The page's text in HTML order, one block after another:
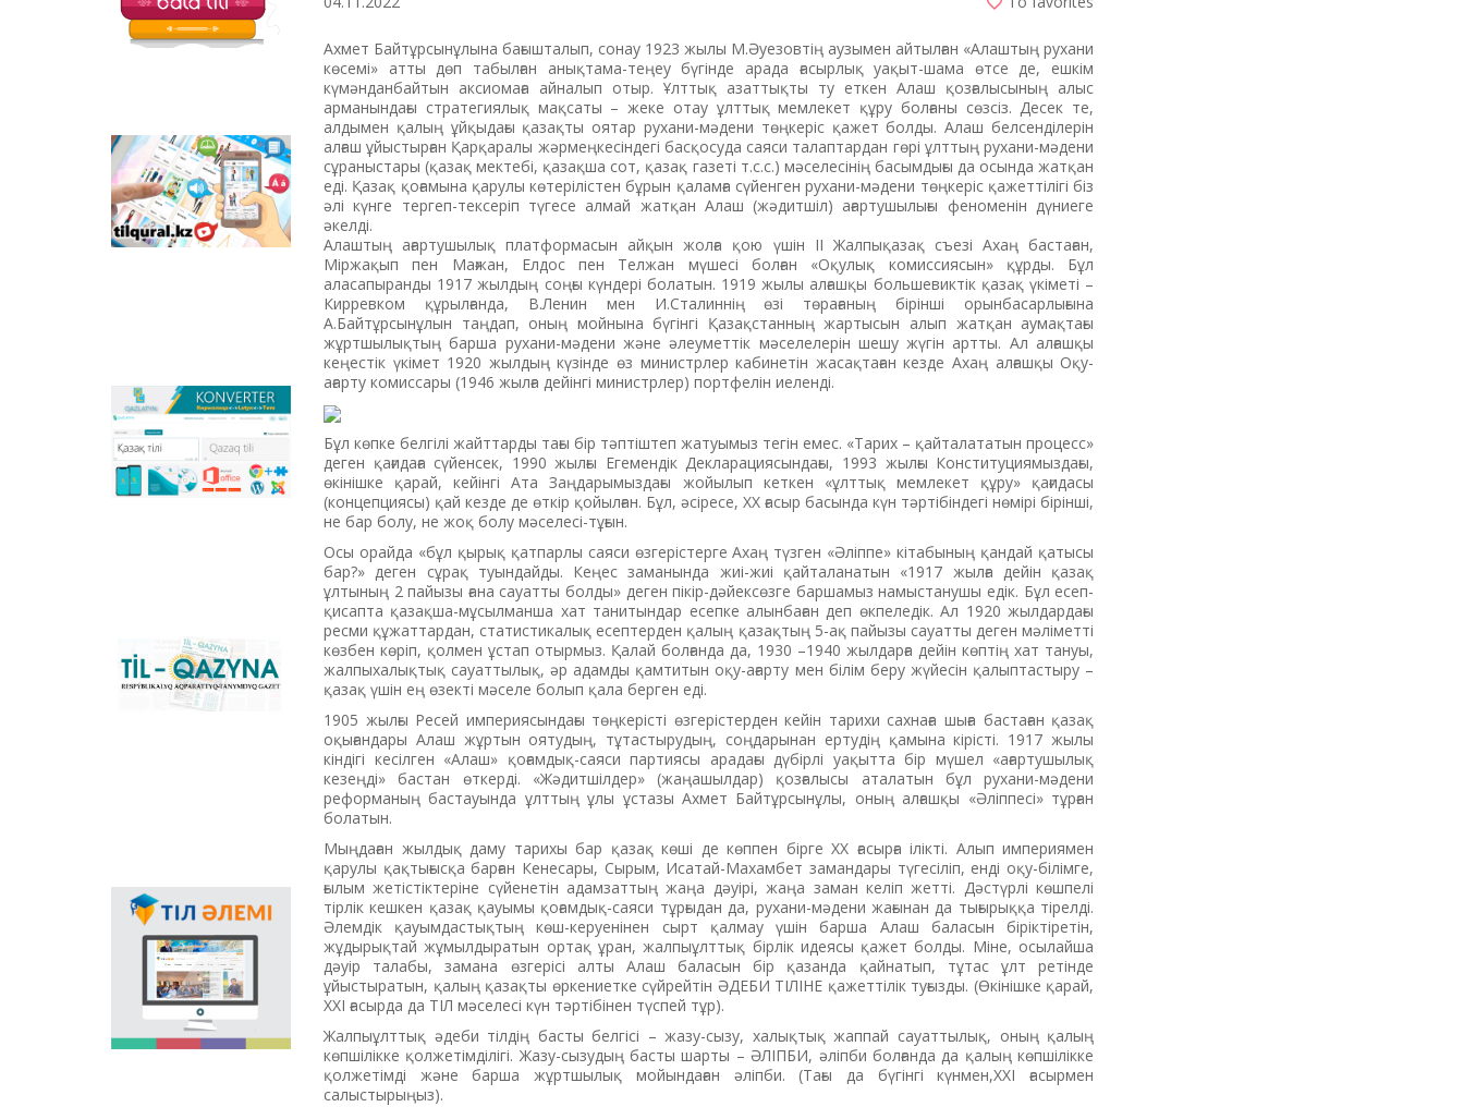
Tilqural.kz - is a web
service for the gradual
study of the state
language. The website
contains an online
Qazlatyn.kz - is a multi-
functional converter
that transforms texts
from Cyrillic to Latin
and to direct text in
version of the
converter for
Windows, applications
for MS Office, plugins
Republican
informative
newspaper «Til-
Language propaganda
through Internet plays
special role in
extension of scope of
national language.
Portal “Til alemi”, which
is the first project of
our country in this
Ахмет Байтұрсынұлына бағышталып, сонау 1923 жылы М.Әуезовтің аузымен айтылған «Алаштың рухани
көсемі» атты дөп табылған анықтама-теңеу бүгінде арада ғасырлық уақыт-шама өтсе де, ешкім
күмәнданбайтын аксиомаға айналып отыр. Ұлттық азаттықты ту еткен Алаш қозғалысының алыс
арманындағы стратегиялық мақсаты – жеке отау ұлттық мемлекет құру болғаны сөзсіз. Десек те,
алдымен қалың ұйқыдағы қазақты оятар рухани-мәдени төңкеріс қажет болды. Алаш белсенділерін
алғаш ұйыстырған Қарқаралы жәрмеңкесіндегі басқосуда саяси талаптардан гөрі ұлттың рухани-мәдени
сұраныстары (қазақ мектебі, қазақша сот, қазақ газеті т.с.с.) мәселесінің басымдығы да осында жатқан
еді. Қазақ қоғамына қарулы көтерілістен бұрын қаламға сүйенген рухани-мәдени төңкеріс қажеттілігі біз
әлі күнге тергеп-тексеріп түгесе алмай жатқан Алаш (жәдитшіл) ағартушылығы феноменін дүниеге
әкелді.
Алаштың ағартушылық платформасын айқын жолға қою үшін ІІ Жалпықазақ съезі Ахаң бастаған,
Міржақып пен Мағжан, Елдос пен Телжан мүшесі болған «Оқулық комиссиясын» құрды. Бұл
аласапыранды 1917 жылдың соңғы күндері болатын. 1919 жылы алғашқы большевиктік қазақ үкіметі –
Кирревком құрылғанда, В.Ленин мен И.Сталиннің өзі төрағаның бірінші орынбасарлығына
А.Байтұрсынұлын таңдап, оның мойнына бүгінгі Қазақстанның жартысын алып жатқан аумақтағы
жұртшылықтың барша рухани-мәдени және әлеуметтік мәселелерін шешу жүгін артты. Ал алғашқы
кеңестік үкімет 1920 жылдың күзінде өз министрлер кабинетін жасақтаған кезде Ахаң алғашқы Оқу-
ағарту комиссары (1946 жылға дейінгі министрлер) портфелін иеленді.
Бұл көпке белгілі жайттарды тағы бір тәптіштеп жатуымыз тегін емес. «Тарих – қайталататын процесс»
деген қағидаға сүйенсек, 1990 жылғы Егемендік Декларациясындағы, 1993 жылғы Конституциямыздағы,
өкінішке қарай, кейінгі Ата Заңдары­мыздағы жойылып кеткен «ұлттық мемлекет құру» қағидасы
(концепциясы) қай кезде де өткір қойылған. Бұл, әсіресе, ХХ ғасыр басында күн тәртібіндегі нөмірі бірінші,
не бар болу, не жоқ болу мәселесі-тұғын.
Осы орайда «бұл қырық қатпарлы саяси өзгерістерге Ахаң түзген «Әліппе» кітабының қандай қатысы
бар?» деген сұрақ туындайды. Кеңес заманында жиі-жиі қайталанатын «1917 жылға дейін қазақ
ұлтының 2 пайызы ғана сауатты болды» деген пікір-дәйексөзге баршамыз намыстанушы едік. Бұл есеп-
қисапта қазақша-мұсылманша хат танитындар есепке алынбаған деп өкпеледік. Ал 1920 жылдардағы
ресми құжаттардан, статистикалық есептерден қалың қазақтың 5-ақ пайызы сауатты деген мәліметті
көзбен көріп, қолмен ұстап отырмыз. Қалай болғанда да, 1930 –1940 жылдарға дейін көптің хат тануы,
жалпыхалықтық сауаттылық, әр адамды қамтитын оқу-ағарту мен білім беру жүйесін қалыптастыру –
қазақ үшін ең өзекті мәселе болып қала берген еді.
1905 жылғы Ресей империясындағы төңкерісті өзгерістерден кейін тарихи сахнаға шыға бастаған қазақ
оқығандары Алаш жұртын оятудың, тұтастырудың, соңдарынан ертудің қамына кірісті. 1917 жылы
кіндігі кесілген «Алаш» қоғамдық-саяси партиясы арадағы дүбірлі уақытта бір мүшел «ағартушылық
кезеңді» бастан өткерді. «Жәдитшілдер» (жаңашылдар) қозғалысы аталатын бұл рухани-мәдени
реформаның бастауында ұлттың ұлы ұстазы ­Ахмет Байтұрсынұлы, оның алғашқы «Әліппесі» тұрған
болатын.
Мыңдаған жылдық даму тарихы бар қазақ көші де көппен бірге ХХ ғасырға ілікті. Алып империямен
қарулы қақтығысқа барған Кенесары, Сырым, Исатай-Махамбет замандары түгесіліп, енді оқу-білімге,
ғылым жетістіктеріне сүйенетін адамзаттың жаңа дәуірі, жаңа заман келіп жетті. Дәстүрлі көшпелі
тірлік кешкен қазақ қауымы қоғамдық-саяси тұрғыдан да, рухани-мәдени жағынан да тығырыққа тірелді.
Әлемдік қауымдастықтың көш-керуенінен сырт қалмау үшін барша Алаш баласын біріктіретін,
жұдырықтай жұмылдыратын ортақ ұран, жалпыұлттық бірлік идеясы қажет болды. Міне, осылайша
дәуір талабы, замана өзгерісі алты Алаш баласын бір қазанда қайнатып, тұтас ұлт ретінде
ұйыстыратын, қалың қазақты өркениетке сүйрейтін ӘДЕБИ ТІЛІНЕ қажеттілік туғызды. (Өкінішке қарай,
ХХІ ғасырда да ТІЛ мәселесі күн тәртібінен түспей тұр).
Жалпыұлттық әдеби тілдің басты белгісі – жазу-сызу, халықтық жаппай сауаттылық, оның қалың
көпшілікке қолжетімділігі. Жазу-сызудың басты шарты – ӘЛІПБИ, әліпби болғанда да қалың көпшілікке
қолжетімді және барша жұртшылық мойындаған әліпби. (Тағы да бүгінгі күнмен,ХХІ ғасырмен
салыстырыңыз).